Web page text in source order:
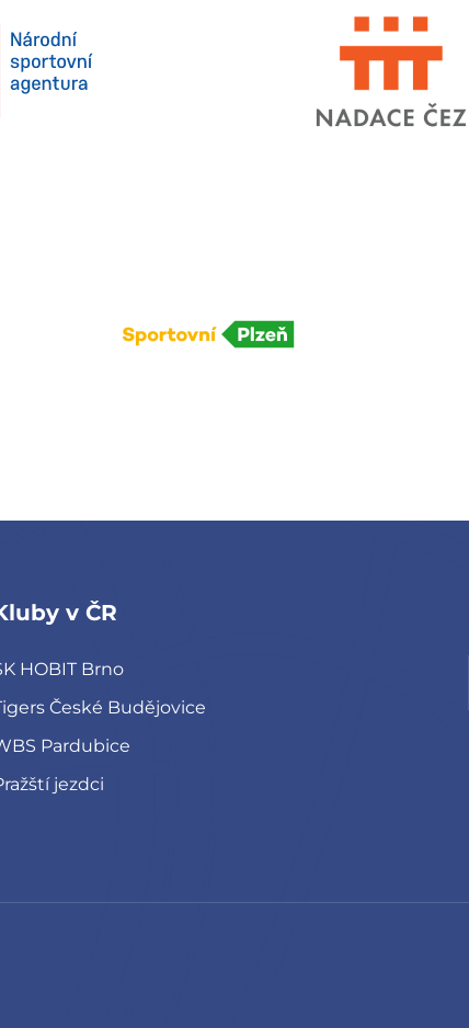
v ČR
HOBIT Brno
České Budějovice
Pardubice
jezdci